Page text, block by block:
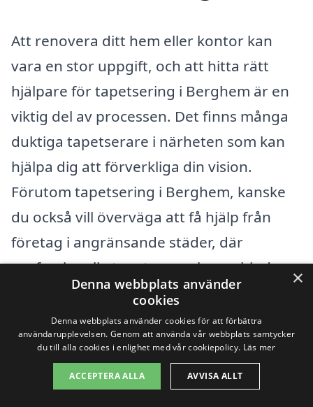
Att renovera ditt hem eller kontor kan
vara en stor uppgift, och att hitta rätt
hjälpare för tapetsering i Berghem är en
viktig del av processen. Det finns många
duktiga tapetserare i närheten som kan
hjälpa dig att förverkliga din vision.
Förutom tapetsering i Berghem, kanske
du också vill överväga att få hjälp från
företag i angränsande städer, där
professionella tapetserare kan erbjuda
sina tjänster. Här är några närliggande
städer där du kan hitta kvalificerade
hantverkare:
Kinna
×
Denna webbplats använder
cookies
Denna webbplats använder cookies för att förbättra
användarupplevelsen. Genom att använda vår webbplats samtycker
du till alla cookies i enlighet med vår cookiepolicy. Läs mer
ACCEPTERA ALLA AVVISA ALLT